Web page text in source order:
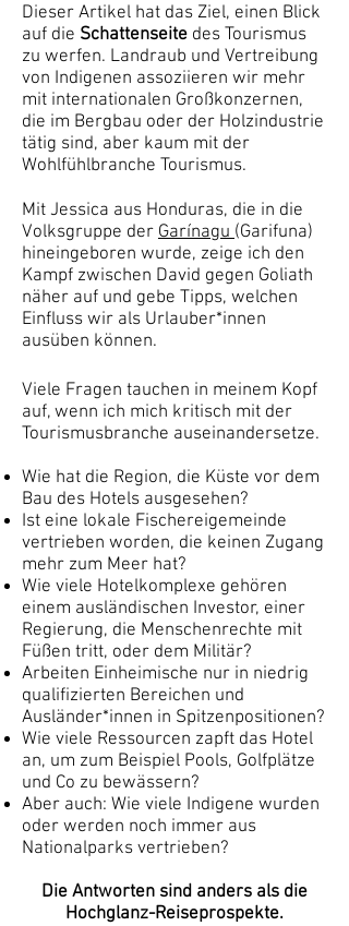
Dieser Artikel hat das Ziel, einen Blick
auf die Schattenseite des Tourismus
zu werfen. Landraub und Vertreibung
von Indigenen assoziieren wir mehr
mit internationalen Großkonzernen,
die im Bergbau oder der Holzindustrie
tätig sind, aber kaum mit der
Wohlfühlbranche Tourismus.
Mit Jessica aus Honduras, die in die
Volksgruppe der Garínagu(Garifuna)
hineingeboren wurde, zeige ich den
Kampf zwischen David gegen Goliath
näher auf und gebe Tipps, welchen
Einfluss wir als Urlauber*innen
ausüben können.
Viele Fragen tauchen in meinem Kopf
auf, wenn ich mich kritisch mit der
Tourismusbranche auseinandersetze.
Wie hat die Region, die Küste vor dem
Bau des Hotels ausgesehen?
Ist eine lokale Fischereigemeinde
vertrieben worden, die keinen Zugang
mehr zum Meer hat?
Wie viele Hotelkomplexe gehören
einem ausländischen Investor, einer
Regierung, die Menschenrechte mit
Füßen tritt, oder dem Militär?
Arbeiten Einheimische nur in niedrig
qualifizierten Bereichen und
Ausländer*innen in Spitzenpositionen?
Wie viele Ressourcen zapft das Hotel
an, um zum Beispiel Pools, Golfplätze
und Co zu bewässern?
Aber auch: Wie viele Indigene wurden
oder werden noch immer aus
Nationalparks vertrieben?
Die Antworten sind anders als die
Hochglanz-Reiseprospekte.